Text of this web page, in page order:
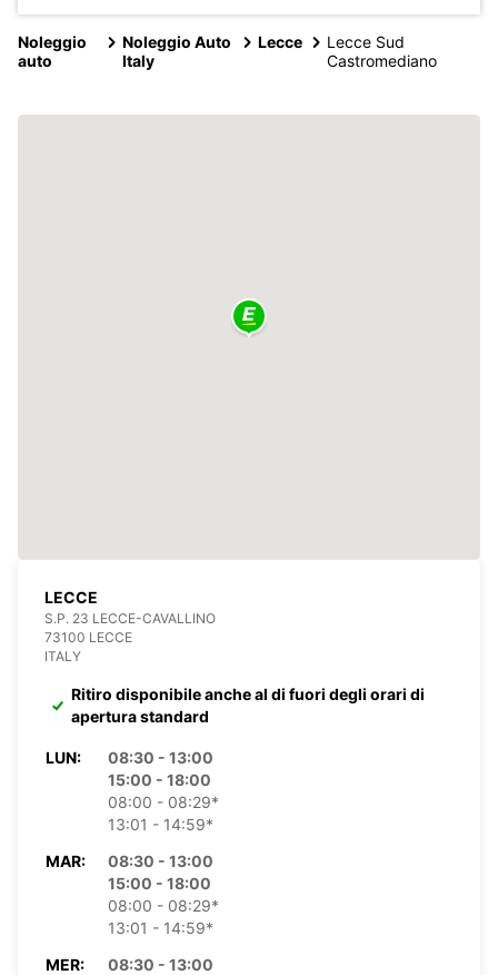
Noleggio
auto
Noleggio Auto
Italy
Lecce
Lecce Sud
Castromediano
LECCE
S.P. 23 LECCE-CAVALLINO
73100 LECCE
ITALY
Ritiro disponibile anche al di fuori degli orari di
apertura standard
LUN:
08:30 - 13:00
15:00 - 18:00
08:00 - 08:29*
13:01 - 14:59*
MAR:
08:30 - 13:00
15:00 - 18:00
08:00 - 08:29*
13:01 - 14:59*
MER:
08:30 - 13:00